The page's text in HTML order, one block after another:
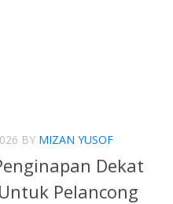
BY MIZAN YUSOF
Dekat
Pelancong